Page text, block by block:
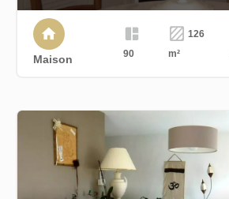
Maison 90
126
m²